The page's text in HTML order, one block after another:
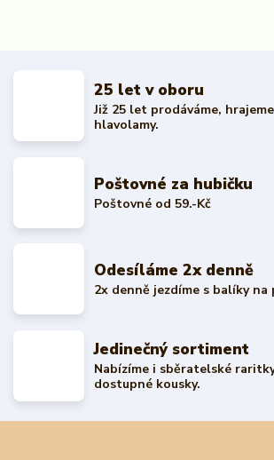
25 let v oboru
Již 25 let prodáváme,
hlavolamy.
Poštovné za hubičku
Poštovné od 59.-Kč
Odesíláme 2x denně
2x denně jezdíme s balíky na
Jedinečný sortiment
Nabízíme i sběratelské
dostupné kousky.